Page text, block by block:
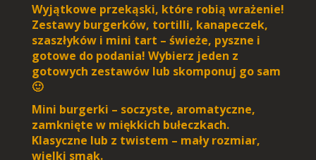
Wyjątkowe przekąski, które robią wrażenie!
Zestawy burgerków, tortilli, kanapeczek,
szaszłyków i mini tart – świeże, pyszne i
gotowe do podania! Wybierz jeden z
gotowych zestawów lub skomponuj go sam
🙂
Mini burgerki – soczyste, aromatyczne,
zamknięte w miękkich bułeczkach.
Klasyczne lub z twistem – mały rozmiar,
wielki smak.